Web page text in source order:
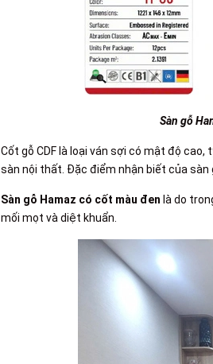
Sàn gỗ
Cốt gỗ CDF là loại ván sợi có mật độ
sàn nội thất. Đặc điểm nhận biết của
Sàn gỗ Hamaz có cốt màu đen là do
mối mọt và diệt khuẩn.